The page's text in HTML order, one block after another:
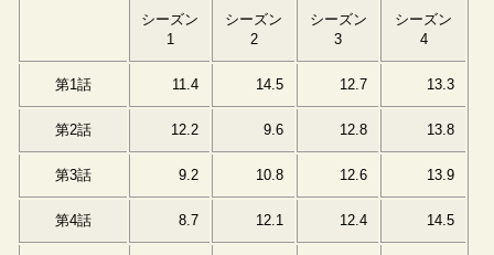
シーズン
1
シーズン
2
シーズン
3
シーズン
4
第1話 11.4 14.5 12.7 13.3
第2話 12.2 9.6 12.8 13.8
第3話 9.2 10.8 12.6 13.9
第4話 8.7 12.1 12.4 14.5